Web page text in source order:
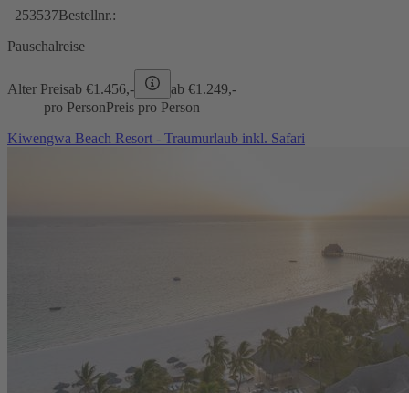
253537Bestellnr.:
Pauschalreise
Alter Preisab €1.456,- ab €1.249,-
pro PersonPreis pro Person
Kiwengwa Beach Resort - Traumurlaub inkl. Safari